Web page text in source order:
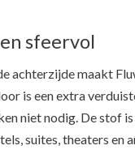
sfeervol
achterzijde maakt
is een extra
niet nodig. De stof
suites, theaters en